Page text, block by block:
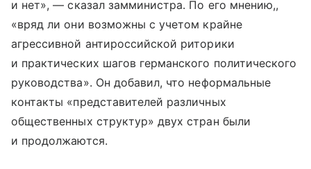
и нет», — сказал замминистра. По его мнению,,
«вряд ли они возможны с учетом крайне
агрессивной антироссийской риторики
и практических шагов германского политического
руководства». Он добавил, что неформальные
контакты «представителей различных
общественных структур» двух стран были
и продолжаются.